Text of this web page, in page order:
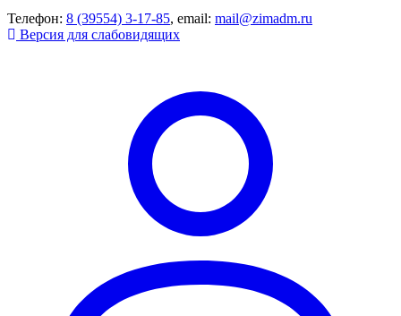
Телефон: 8 (39554) 3-17-85, email: mail@zimadm.ru
Версия для слабовидящих